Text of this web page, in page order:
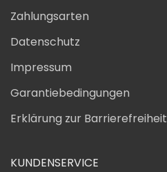
Zahlungsarten
Datenschutz
Impressum
Garantiebedingungen
Erklärung zur Barrierefreiheit
KUNDENSERVICE